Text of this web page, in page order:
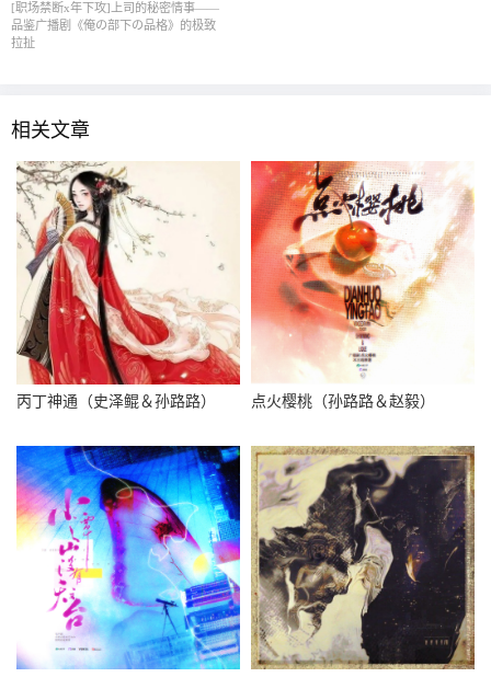
[职场禁断x年下攻]上司的秘密情事——
品鉴广播剧《俺の部下の品格》的极致
拉扯
相关文章
丙丁神通（史泽鲲＆孙路路） 点火樱桃（孙路路＆赵毅）